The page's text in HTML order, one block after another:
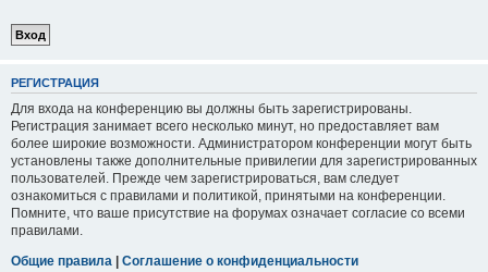
РЕГИСТРАЦИЯ
Для входа на конференцию вы должны быть зарегистрированы.
Регистрация занимает всего несколько минут, но предоставляет вам
более широкие возможности. Администратором конференции могут быть
установлены также дополнительные привилегии для зарегистрированных
пользователей. Прежде чем зарегистрироваться, вам следует
ознакомиться с правилами и политикой, принятыми на конференции.
Помните, что ваше присутствие на форумах означает согласие со всеми
правилами.
Общие правила | Соглашение о конфиденциальности